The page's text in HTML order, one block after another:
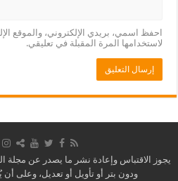
احفظ اسمي، بريدي الإلكتروني، والموقع
لاستخدامها المرة المقبلة في تعليقي.
يجوز الاقتباس وإعادة نشر ما يصدر عن مجلة
ودون بتر أو تأويل أو تعديل، وعلى